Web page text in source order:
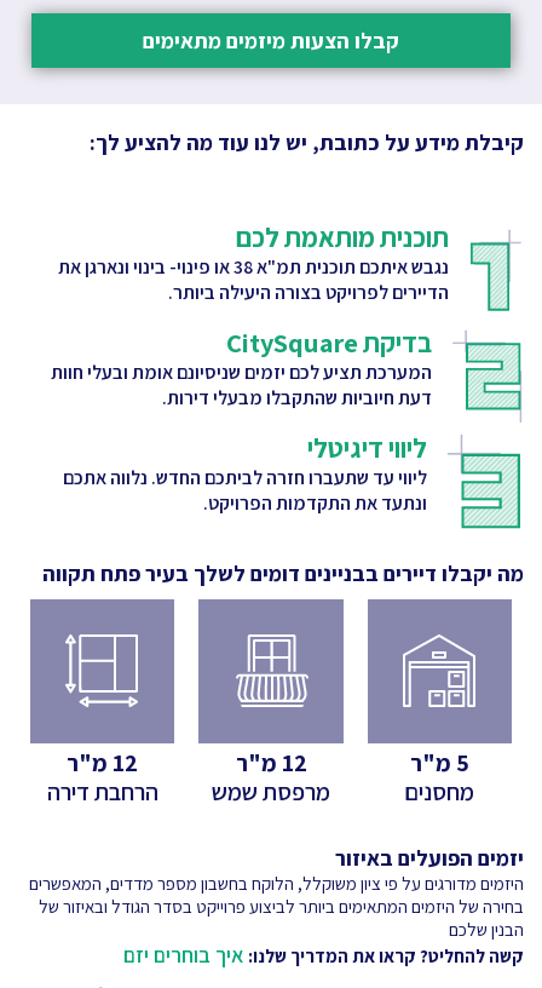
קבלו הצעות מיזמים מתאימים
קיבלת מידע על כתובת, יש לנו עוד מה להציע לך:
תוכנית מותאמת לכם
נגבש איתכם תוכנית תמ"א 38 או פינוי- בינוי ונארגן את
הדיירים לפרויקט בצורה היעילה ביותר.
בדיקת CitySquare
המערכת תציע לכם יזמים שניסיונם אומת ובעלי חוות
דעת חיוביות שהתקבלו מבעלי דירות.
ליווי דיגיטלי
ליווי עד שתעברו חזרה לביתכם החדש. נלווה אתכם
ונתעד את התקדמות הפרויקט.
מה יקבלו דיירים בבניינים דומים לשלך בעיר פתח תקווה
5 מ"ר
מחסנים
12 מ"ר
מרפסת שמש
12 מ"ר
הרחבת דירה
יזמים הפועלים באיזור
היזמים מדורגים על פי ציון משוקלל, הלוקח בחשבון מספר מדדים, המאפשרים
בחירה של היזמים המתאימים ביותר לביצוע פרוייקט בסדר הגודל ובאיזור של
הבנין שלכם
קשה להחליט? קראו את המדריך שלנו: איך בוחרים יזם